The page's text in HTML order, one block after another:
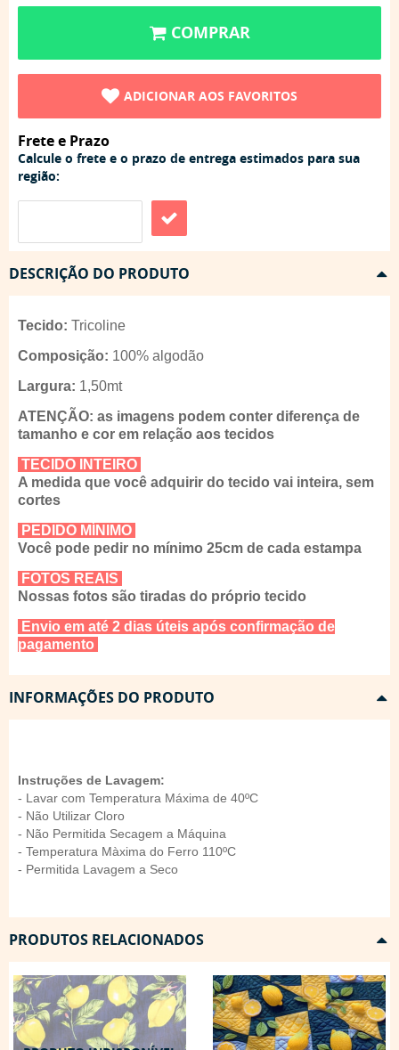
COMPRAR
ADICIONAR AOS FAVORITOS
Frete e Prazo
Calcule o frete e o prazo de entrega estimados para sua
região:
DESCRIÇÃO DO PRODUTO
Tecido: Tricoline
Composição: 100% algodão
Largura: 1,50mt
ATENÇÃO: as imagens podem conter diferença de
tamanho e cor em relação aos tecidos
TECIDO INTEIRO
A medida que você adquirir do tecido vai inteira, sem
cortes
PEDIDO MÍNIMO
Você pode pedir no mínimo 25cm de cada estampa
FOTOS REAIS
Nossas fotos são tiradas do próprio tecido
Envio em até 2 dias úteis após confirmação de
pagamento
INFORMAÇÕES DO PRODUTO
Instruções de Lavagem:
- Lavar com Temperatura Máxima de 40ºC
- Não Utilizar Cloro
- Não Permitida Secagem a Máquina
- Temperatura Màxima do Ferro 110ºC
- Permitida Lavagem a Seco
PRODUTOS RELACIONADOS